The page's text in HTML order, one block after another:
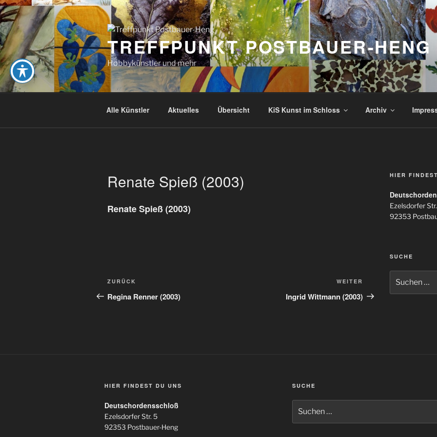
Zum
Inhalt
springen
TREFFPUNKT POSTBAUER-HENG
Hobbykünstler und mehr
Alle Künstler Aktuelles Übersicht KiS Kunst im Schloss Archiv
Renate Spieß (2003)
Renate Spieß (2003)
Beitragsnavigation
Vorheriger
Beitrag
ZURÜCK
Regina Renner (2003)
Nächster
Beitrag
WEITER
Ingrid Wittmann (2003)
HIER
Ezelsdorfer
92353
SUCHE
nach:
HIER FINDEST DU UNS
Deutschordensschloß
Ezelsdorfer Str. 5
92353 Postbauer-Heng
SUCHE
nach: